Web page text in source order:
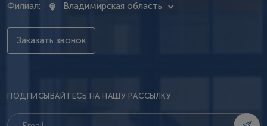
Филиал: Владимирская область
Заказать звонок
ПОДПИСЫВАЙТЕСЬ НА НАШУ РАССЫЛКУ